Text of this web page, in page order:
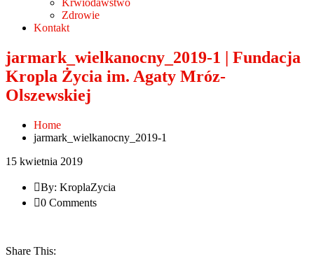
Krwiodawstwo
Zdrowie
Kontakt
jarmark_wielkanocny_2019-1 | Fundacja
Kropla Życia im. Agaty Mróz-
Olszewskiej
Home
jarmark_wielkanocny_2019-1
15 kwietnia 2019
By: KroplaZycia
0 Comments
Share This: